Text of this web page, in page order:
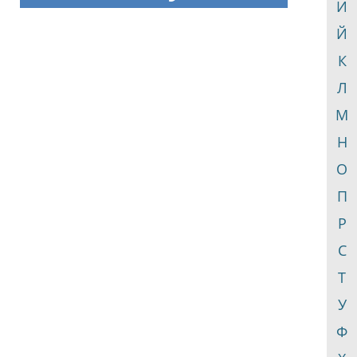
И
Й
К
Л
М
Н
О
П
Р
С
Т
У
Ф